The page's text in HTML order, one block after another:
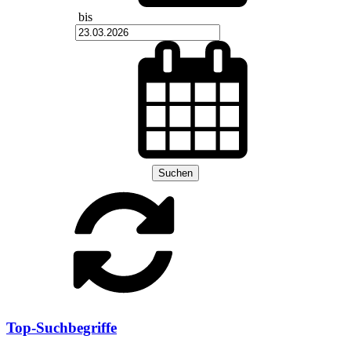
bis
Suchen
Top-Suchbegriffe